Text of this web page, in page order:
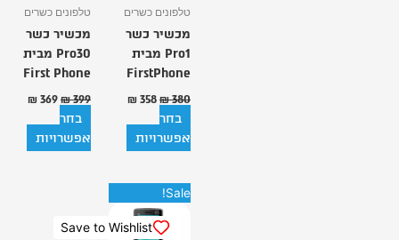
טלפונים כשרים
מכשיר כשר
Pro1 מבית
FirstPhone
₪358
אפשרויות
את
האפשרויות
בעמוד
המוצר
טלפונים כשרים
מכשיר כשר
Pro30 מבית
First Phone
399
₪369
אפשרויות
את
האפשרויות
בעמוד
המוצר
Save to Wishlist
המחיר
המקורי
המחיר
הנוכחי
הוא:
₪ 444.
למוצר
זה
יש